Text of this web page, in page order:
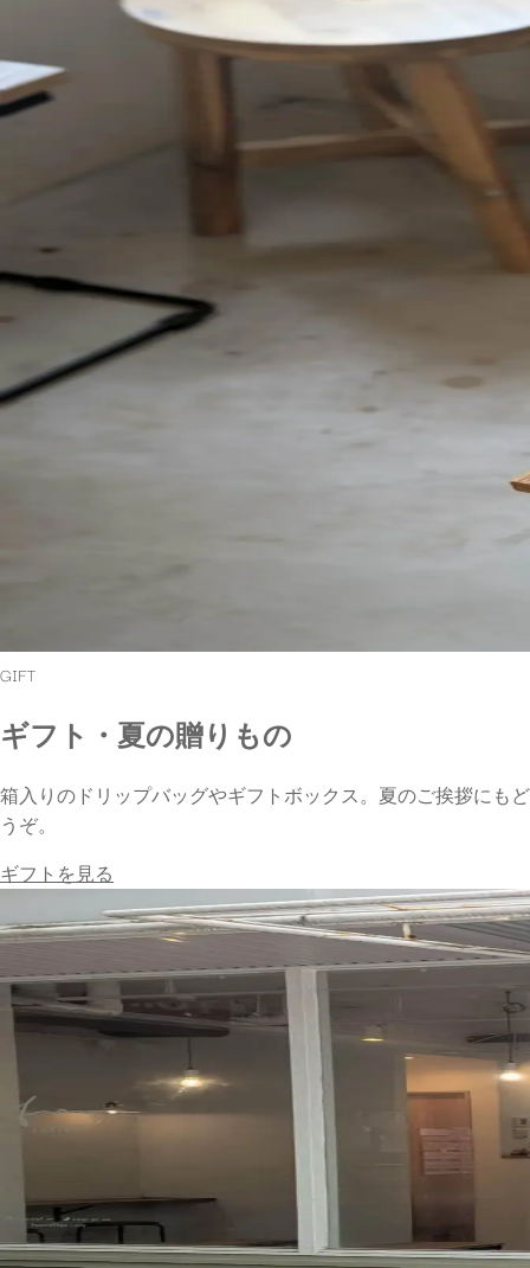
GIFT
ギフト・夏の贈りもの
箱入りのドリップバッグやギフトボックス。夏のご挨拶にもど
うぞ。
ギフトを見る